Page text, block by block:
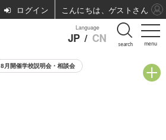
menu
Language
JP / CN search
8月開催学校説明会・相談会
ログイン こんにちは、ゲストさん